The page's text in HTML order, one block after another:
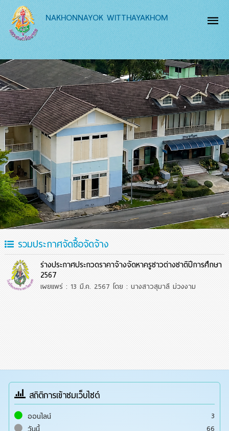
NAKHONNAYOK WITTHAYAKHOM
รวมประกาศจัดซื้อจัดจ้าง
ร่างประกาศประกวดราคาจ้างจัดหาครูชาวต่างชาติปีการศึกษา
2567
เผยแพร่ : 13 มี.ค. 2567 โดย : นางสาวสุมาลี ม่วงงาม
สถิติการเข้าชมเว็บไซต์
ออนไลน์
3
66